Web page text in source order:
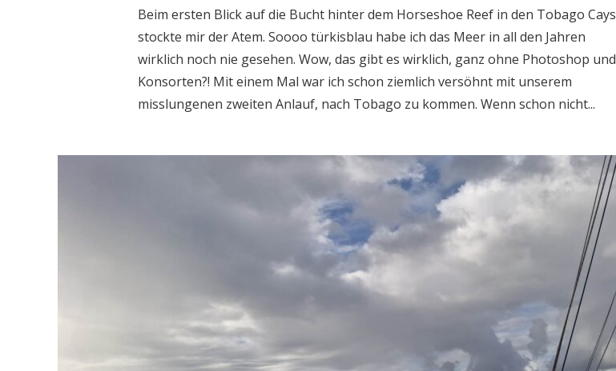
Beim ersten Blick auf die Bucht hinter dem Horseshoe Reef in den Tobago Cays
stockte mir der Atem. Soooo türkisblau habe ich das Meer in all den Jahren
wirklich noch nie gesehen. Wow, das gibt es wirklich, ganz ohne Photoshop und
Konsorten?! Mit einem Mal war ich schon ziemlich versöhnt mit unserem
misslungenen zweiten Anlauf, nach Tobago zu kommen. Wenn schon nicht...